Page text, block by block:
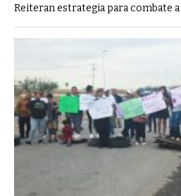
Reiteran estrategia para combate